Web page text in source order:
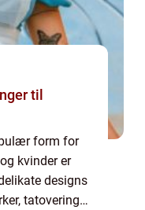
til
form for
kvinder er
designs
tatoveringer